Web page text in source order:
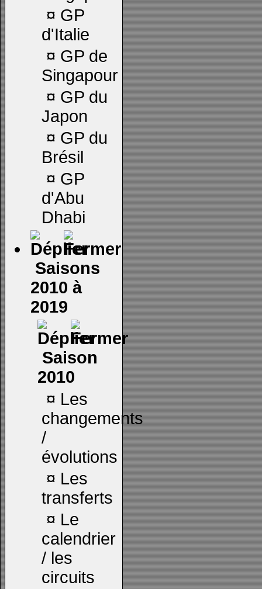
¤ GP
d'Italie
¤ GP de
Singapour
¤ GP du
Japon
¤ GP du
Brésil
¤ GP
d'Abu
Dhabi
Saisons
2010 à
2019
Saison
2010
¤ Les
changements
/
évolutions
¤ Les
transferts
¤ Le
calendrier
/ les
circuits